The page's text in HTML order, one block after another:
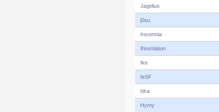
Jagelius
j0su
Insomnia
INnoVation
Ike
IeSF
Idra
Hymy